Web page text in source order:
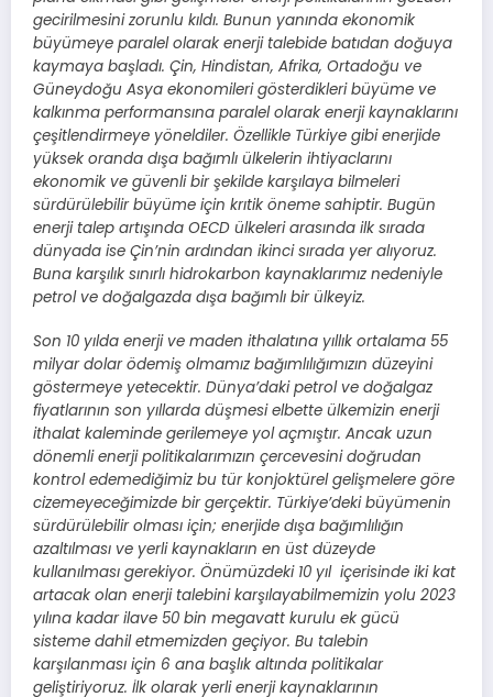
gecirilmesini zorunlu kıldı. Bunun yanında ekonomik
büyümeye paralel olarak enerji talebide batıdan doğuya
kaymaya başladı. Çin, Hindistan, Afrika, Ortadoğu ve
Güneydoğu Asya ekonomileri gösterdikleri büyüme ve
kalkınma performansına paralel olarak enerji kaynaklarını
çeşitlendirmeye yöneldiler. Özellikle Türkiye gibi enerjide
yüksek oranda dışa bağımlı ülkelerin ihtiyaclarını
ekonomik ve güvenli bir şekilde karşılaya bilmeleri
sürdürülebilir büyüme için krıtik öneme sahiptir. Bugün
enerji talep artışında OECD ülkeleri arasında ilk sırada
dünyada ise Çin’nin ardından ikinci sırada yer alıyoruz.
Buna karşılık sınırlı hidrokarbon kaynaklarımız nedeniyle
petrol ve doğalgazda dışa bağımlı bir ülkeyiz.
Son 10 yılda enerji ve maden ithalatına yıllık ortalama 55
milyar dolar ödemiş olmamız bağımlılığımızın düzeyini
göstermeye yetecektir. Dünya’daki petrol ve doğalgaz
fiyatlarının son yıllarda düşmesi elbette ülkemizin enerji
ithalat kaleminde gerilemeye yol açmıştır. Ancak uzun
dönemli enerji politikalarımızın çercevesini doğrudan
kontrol edemediğimiz bu tür konjoktürel gelişmelere göre
cizemeyeceğimizde bir gerçektir. Türkiye’deki büyümenin
sürdürülebilir olması için; enerjide dışa bağımlılığın
azaltılması ve yerli kaynakların en üst düzeyde
kullanılması gerekiyor. Önümüzdeki 10 yıl içerisinde iki kat
artacak olan enerji talebini karşılayabilmemizin yolu 2023
yılına kadar ilave 50 bin megavatt kurulu ek gücü
sisteme dahil etmemizden geçiyor. Bu talebin
karşılanması için 6 ana başlık altında politikalar
geliştiriyoruz. İlk olarak yerli enerji kaynaklarının